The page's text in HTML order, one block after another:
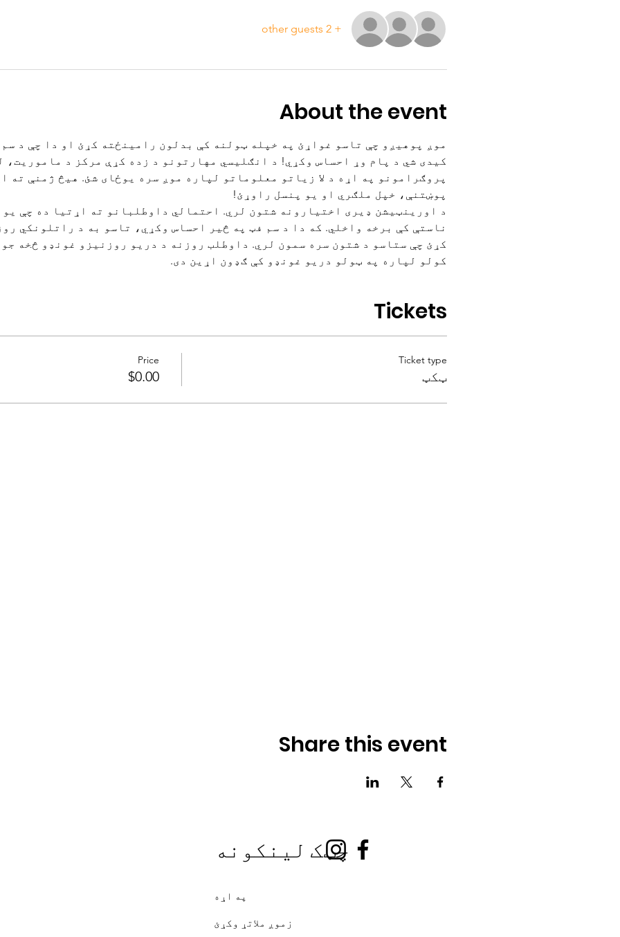
+ 2 other guests
About the event
موږ پوهیږو چې تاسو غواړئ په خپله ټولنه کې بدلون رامینځته کړئ او دا چې د
کیدی شي د پام وړ احساس وکړي! د انګلیسي مهارتونو د زده کړې مرکز د ماموریت،
پروګرامونو په اړه د لا زیاتو معلوماتو لپاره موږ سره یوځای شئ. هیڅ ژمنې ته
پوښتنې، خپل ملګري او یو پنسل راوړئ!
د اورینټیشن ډیری اختیارونه شتون لري. احتمالي داوطلبانو ته اړتیا ده چې
ناستې کې برخه واخلي. که دا د سم فټ په څیر احساس وکړي، تاسو به د راتلونکي
کړئ چې ستاسو د شتون سره سمون لري. داوطلب روزنه د دریو روزنیزو غونډو څخه
کولو لپاره په ټولو دریو غونډو کې ګډون اړین دی.
Tickets
Ticket type
ټکټ
Price
$0.00
Share this event
چټک لینکونه
په اړه
زموږ ملاتړ وکړئ